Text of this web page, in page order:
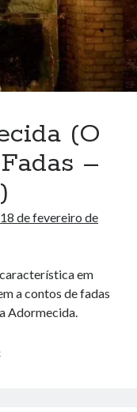
um
Analfabeto
Funcional
(O
–
18 de fevereiro de
em
a contos de fadas
Adormecida.
A